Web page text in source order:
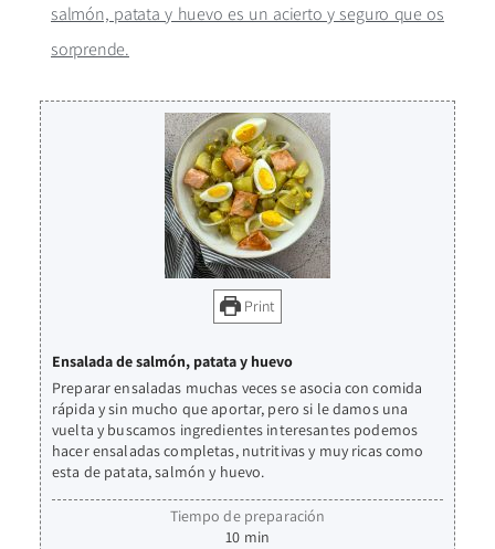
salmón, patata y huevo es un acierto y seguro que os
sorprende.
Print
Ensalada de salmón, patata y huevo
Preparar ensaladas muchas veces se asocia con comida
rápida y sin mucho que aportar, pero si le damos una
vuelta y buscamos ingredientes interesantes podemos
hacer ensaladas completas, nutritivas y muy ricas como
esta de patata, salmón y huevo.
Tiempo de preparación
10 min